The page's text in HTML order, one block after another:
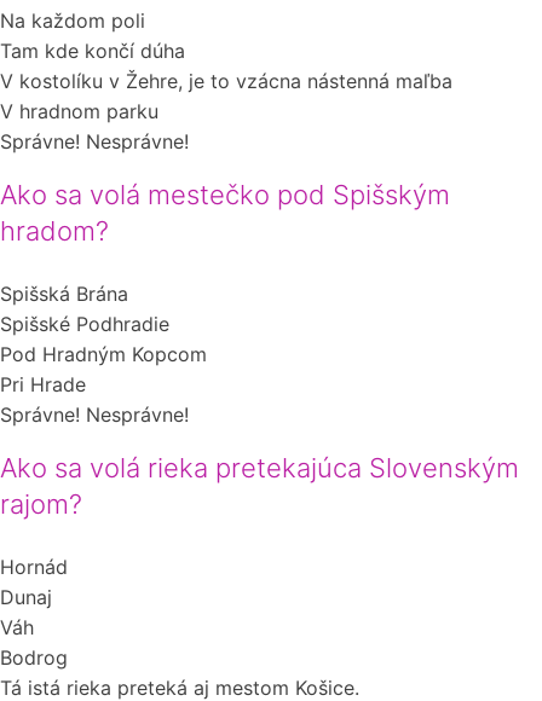
Na každom poli
Tam kde končí dúha
V kostolíku v Žehre, je to vzácna nástenná maľba
V hradnom parku
Správne! Nesprávne!
Ako sa volá mestečko pod Spišským
hradom?
Spišská Brána
Spišské Podhradie
Pod Hradným Kopcom
Pri Hrade
Správne! Nesprávne!
Ako sa volá rieka pretekajúca Slovenským
rajom?
Hornád
Dunaj
Váh
Bodrog
Tá istá rieka preteká aj mestom Košice.